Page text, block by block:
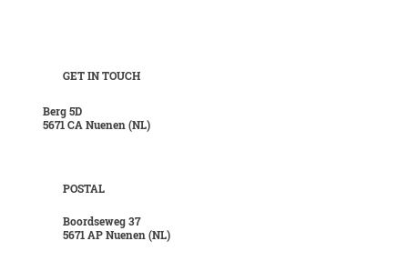
GET IN TOUCH
Berg 5D
5671 CA Nuenen (NL)
POSTAL
Boordseweg 37
5671 AP Nuenen (NL)